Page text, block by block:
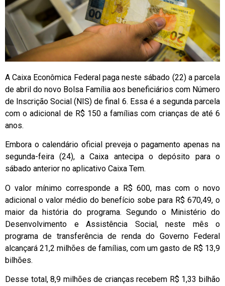
A Caixa Econômica Federal paga neste sábado (22) a parcela
de abril do novo Bolsa Família aos beneficiários com Número
de Inscrição Social (NIS) de final 6. Essa é a segunda parcela
com o adicional de R$ 150 a famílias com crianças de até 6
anos.
Embora o calendário oficial preveja o pagamento apenas na
segunda-feira (24), a Caixa antecipa o depósito para o
sábado anterior no aplicativo Caixa Tem.
O valor mínimo corresponde a R$ 600, mas com o novo
adicional o valor médio do benefício sobe para R$ 670,49, o
maior da história do programa. Segundo o Ministério do
Desenvolvimento e Assistência Social, neste mês o
programa de transferência de renda do Governo Federal
alcançará 21,2 milhões de famílias, com um gasto de R$ 13,9
bilhões.
Desse total, 8,9 milhões de crianças recebem R$ 1,33 bilhão